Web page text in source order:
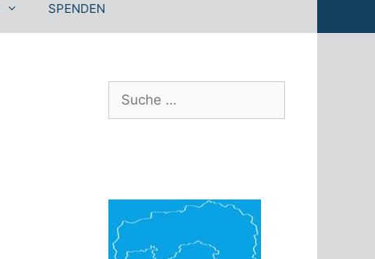
SPENDEN
nach: